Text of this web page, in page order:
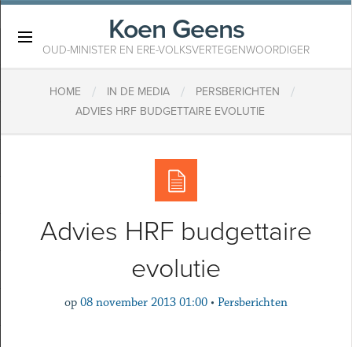
Koen Geens
OUD-MINISTER EN ERE-VOLKSVERTEGENWOORDIGER
HOME / IN DE MEDIA / PERSBERICHTEN /
ADVIES HRF BUDGETTAIRE EVOLUTIE
Advies HRF budgettaire
evolutie
op 08 november 2013 01:00 • Persberichten